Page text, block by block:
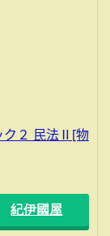
ク２ 民法Ⅱ[物
紀伊國屋